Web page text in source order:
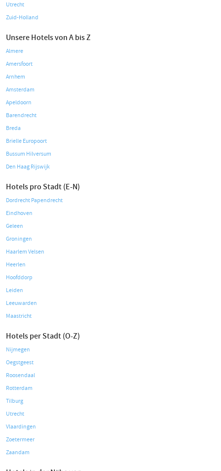
Utrecht
Zuid-Holland
Unsere Hotels von A bis Z
Almere
Amersfoort
Arnhem
Amsterdam
Apeldoorn
Barendrecht
Breda
Brielle Europoort
Bussum Hilversum
Den Haag Rijswijk
Hotels pro Stadt (E-N)
Dordrecht Papendrecht
Eindhoven
Geleen
Groningen
Haarlem Velsen
Heerlen
Hoofddorp
Leiden
Leeuwarden
Maastricht
Hotels per Stadt (O-Z)
Nijmegen
Oegstgeest
Roosendaal
Rotterdam
Tilburg
Utrecht
Vlaardingen
Zoetermeer
Zaandam